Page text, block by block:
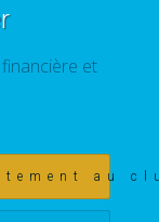
et
au